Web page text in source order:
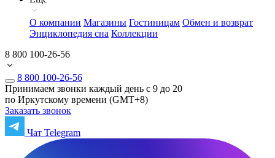
О компании Магазины Гостиницам Обмен и возврат
Энциклопедия сна Коллекции
8 800 100-26-56
8 800 100-26-56
Принимаем звонки каждый день с 9 до 20
по Иркутскому времени (GMT+8)
Заказать звонок
Чат Telegram